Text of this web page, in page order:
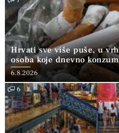
Hrvati sve više puše, u
osoba koje dnevno
6.8.2026
6